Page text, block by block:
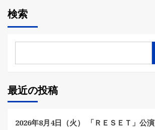
検索
最近の投稿
2026年8月4日（火） 「ＲＥＳＥＴ」公演